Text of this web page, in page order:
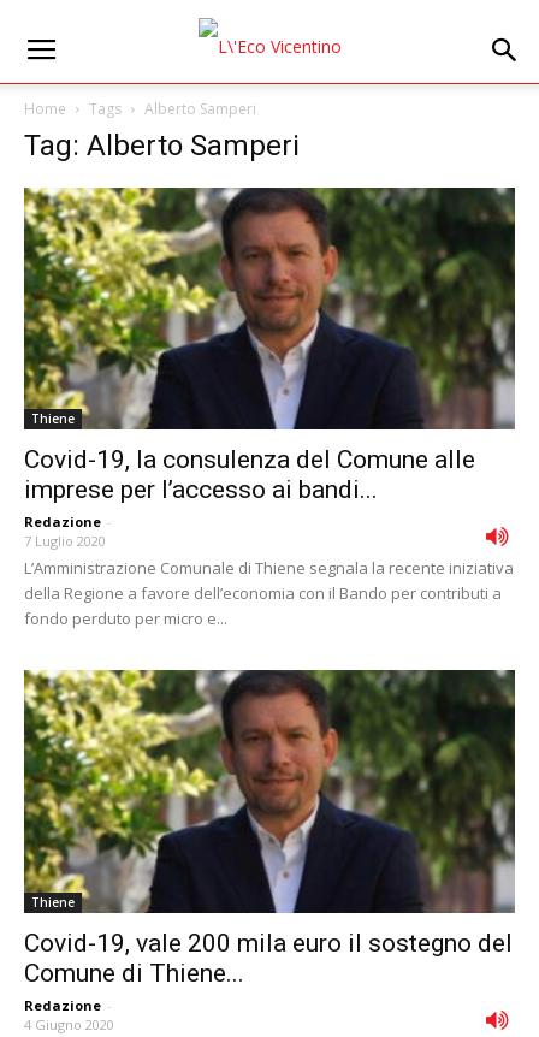
Home Tags Alberto Samperi
Tag: Alberto Samperi
Thiene
Covid-19, la consulenza del Comune alle
imprese per l’accesso ai bandi...
Redazione -
7 Luglio 2020
L’Amministrazione Comunale di Thiene segnala la recente iniziativa
della Regione a favore dell’economia con il Bando per contributi a
fondo perduto per micro e...
Thiene
Covid-19, vale 200 mila euro il sostegno del
Comune di Thiene...
Redazione -
4 Giugno 2020